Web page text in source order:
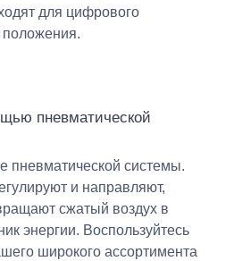
для цифрового
положения.
пневматической
пневматической системы.
и направляют,
сжатый воздух в
энергии. Воспользуйтесь
широкого ассортимента